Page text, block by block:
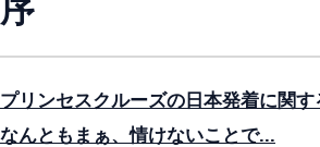
序
プリンセスクルーズの日本発着に関
なんともまぁ、情けないことで...